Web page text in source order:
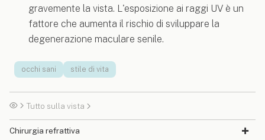
gravemente la vista. L'esposizione ai raggi UV è un
fattore che aumenta il rischio di sviluppare la
degenerazione maculare senile.
occhi sani stile di vita
Tutto sulla vista
Chirurgia refrattiva